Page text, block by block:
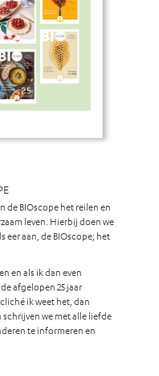
de BIOscope het reilen en
leven. Hierbij doen we
eer aan, de BIOscope; het
en als ik dan even
afgelopen 25 jaar
ik weet het, dan
we met alle liefde
te informeren en